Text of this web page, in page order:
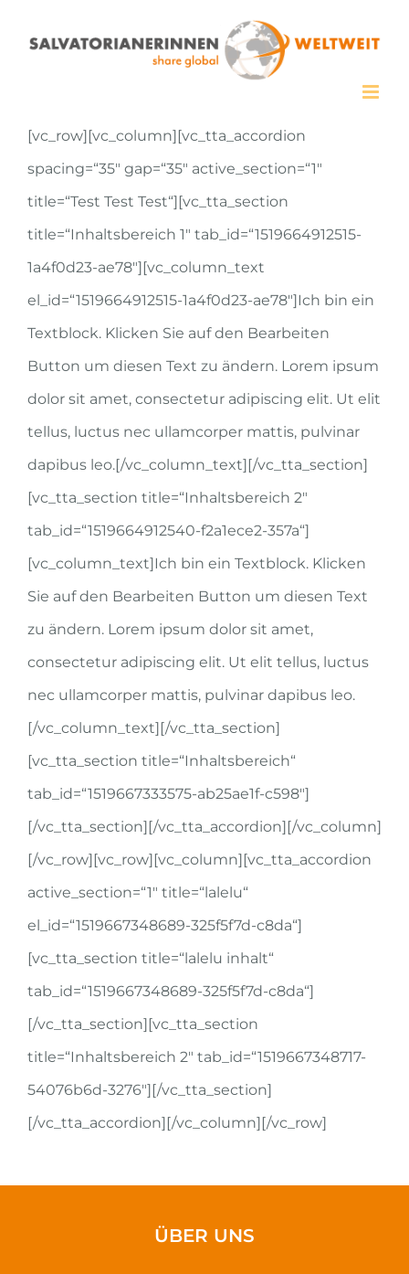
Inhalt
[vc_row][vc_column][vc_tta_accordion
spacing=“35″ gap=“35″ active_section=“1″
title=“Test Test Test“][vc_tta_section
title=“Inhaltsbereich 1″ tab_id=“1519664912515-
1a4f0d23-ae78″][vc_column_text
el_id=“1519664912515-1a4f0d23-ae78″]Ich bin ein
Textblock. Klicken Sie auf den Bearbeiten
Button um diesen Text zu ändern. Lorem ipsum
dolor sit amet, consectetur adipiscing elit. Ut elit
tellus, luctus nec ullamcorper mattis, pulvinar
dapibus leo.[/vc_column_text][/vc_tta_section]
[vc_tta_section title=“Inhaltsbereich 2″
tab_id=“1519664912540-f2a1ece2-357a“]
[vc_column_text]Ich bin ein Textblock. Klicken
Sie auf den Bearbeiten Button um diesen Text
zu ändern. Lorem ipsum dolor sit amet,
consectetur adipiscing elit. Ut elit tellus, luctus
nec ullamcorper mattis, pulvinar dapibus leo.
[/vc_column_text][/vc_tta_section]
[vc_tta_section title=“Inhaltsbereich“
tab_id=“1519667333575-ab25ae1f-c598″]
[/vc_tta_section][/vc_tta_accordion][/vc_column]
[/vc_row][vc_row][vc_column][vc_tta_accordion
active_section=“1″ title=“lalelu“
el_id=“1519667348689-325f5f7d-c8da“]
[vc_tta_section title=“lalelu inhalt“
tab_id=“1519667348689-325f5f7d-c8da“]
[/vc_tta_section][vc_tta_section
title=“Inhaltsbereich 2″ tab_id=“1519667348717-
54076b6d-3276″][/vc_tta_section]
[/vc_tta_accordion][/vc_column][/vc_row]
ÜBER UNS